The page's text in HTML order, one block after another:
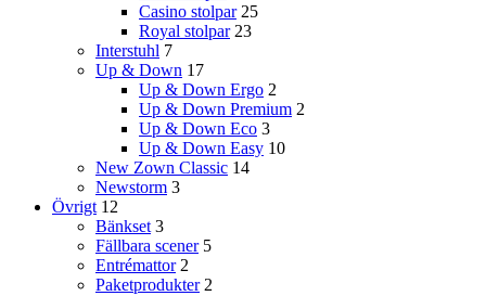
Casino stolpar 25
Royal stolpar 23
Interstuhl 7
Up & Down 17
Up & Down Ergo 2
Up & Down Premium 2
Up & Down Eco 3
Up & Down Easy 10
New Zown Classic 14
Newstorm 3
Övrigt 12
Bänkset 3
Fällbara scener 5
Entrémattor 2
Paketprodukter 2